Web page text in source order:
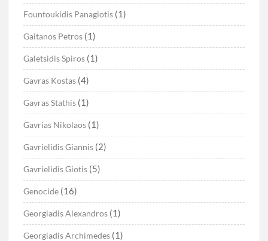
Fountoukidis Panagiotis (1)
Gaitanos Petros (1)
Galetsidis Spiros (1)
Gavras Kostas (4)
Gavras Stathis (1)
Gavrias Nikolaos (1)
Gavrielidis Giannis (2)
Gavrielidis Giotis (5)
Genocide (16)
Georgiadis Alexandros (1)
Georgiadis Archimedes (1)